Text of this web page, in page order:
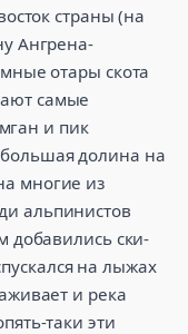
страны (на
Ангрена-
отары скота
самые
и пик
долина на
многие из
альпинистов
добавились ски-
на лыжах
и река
таки эти